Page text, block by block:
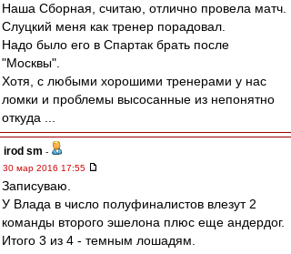
Наша Сборная, считаю, отлично провела матч.
Слуцкий меня как тренер порадовал.
Надо было его в Спартак брать после
"Москвы".
Хотя, с любыми хорошими тренерами у нас
ломки и проблемы высосанные из непонятно
откуда ...
irod sm -
30 мар 2016 17:55
Записуваю.
У Влада в число полуфиналистов влезут 2
команды второго эшелона плюс еще андердог.
Итого 3 из 4 - темным лошадям.